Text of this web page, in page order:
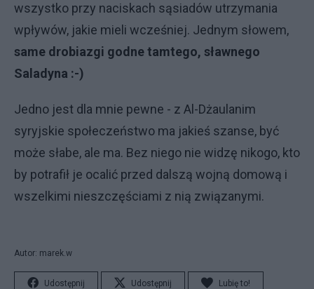
wszystko przy naciskach sąsiadów utrzymania
wpływów, jakie mieli wcześniej. Jednym słowem,
same drobiazgi godne tamtego, sławnego
Saladyna :-)
Jedno jest dla mnie pewne - z Al-Dżaulanim
syryjskie społeczeństwo ma jakieś szanse, być
może słabe, ale ma. Bez niego nie widzę nikogo, kto
by potrafił je ocalić przed dalszą wojną domową i
wszelkimi nieszczęściami z nią związanymi.
Autor: marek.w
Udostępnij Udostępnij Lubię to!